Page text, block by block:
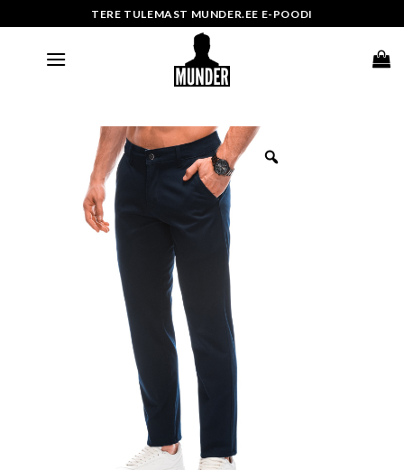
to
TERE TULEMAST MUNDER.EE E-POODI